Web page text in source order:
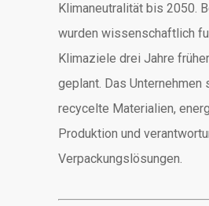
Klimaneutralität bis 2050.
wurden wissenschaftlich
Klimaziele drei Jahre
geplant. Das Unternehmen
recycelte Materialien,
Produktion und
Verpackungslösungen.